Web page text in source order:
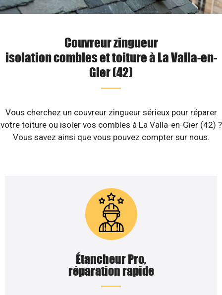
Couvreur zingueur
isolation combles et toiture à La Valla-en-
Gier (42)
Vous cherchez un couvreur zingueur sérieux pour réparer
votre toiture ou isoler vos combles à La Valla-en-Gier (42) ?
Vous savez ainsi que vous pouvez compter sur nous.
Étancheur Pro,
réparation rapide